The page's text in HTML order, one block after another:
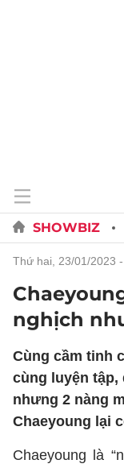
SHOWBIZ
thứ hai, 23/01/2023
nghịch
Cùng cầm tinh
cùng luyện tập,
nhưng 2 nàng
Chaeyoung lại
Chaeyoung là